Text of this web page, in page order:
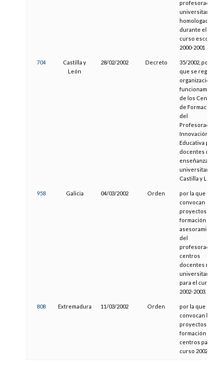
profesorado no
universitario
homologadas
durante el
curso escolar
2000-2001
704
Castilla y
León
28/02/2002 Decreto
35/2002, por el
que se regula la
organización y
funcionamiento
de los Centros
de Formación
del
Profesorado e
Innovación
Educativa para
docentes de
enseñanza no
universitaria de
Castilla y León
958 Galicia 04/03/2002 Orden
por la que se
convocan
proyectos de
formación y
asesoramiento
del
profesorado en
centros
docentes no
universitarios
para el curso
2002-2003.
808 Extremadura 11/03/2002 Orden
por la que se
convocan los
proyectos de
formación en
centros para el
curso 2002/2003